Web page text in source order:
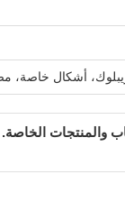
أشكال خاصة، مضاد
الحل المهني للمأكولات والأعشاب